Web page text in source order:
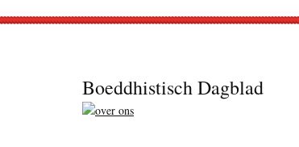
Boeddhistisch Dagblad